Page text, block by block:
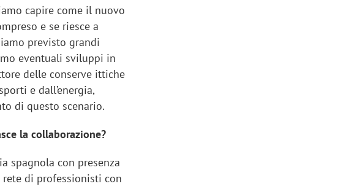
capire come il nuovo
e se riesce a
previsto grandi
eventuali sviluppi in
delle conserve ittiche
e dall’energia,
di questo scenario.
la collaborazione?
spagnola con presenza
rete di professionisti con